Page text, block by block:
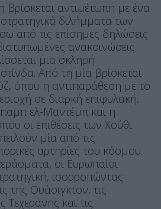
αντιμέτωπη με ένα
διλήμματα των
από τις επίσημες δηλώσεις
ανακοινώσεις
μια σκληρή
Από τη μία βρίσκεται
όπου η αντιπαράθεση με το
σε διαρκή επιφυλακή.
ελ-Μαντέμπ και η
οι επιθέσεις των Χούθι
μία από τις
αρτηρίες του κόσμου.
οι Ευρωπαίοι
ισορροπώντας
της Ουάσιγκτον, τις
Τεχεράνης και τις